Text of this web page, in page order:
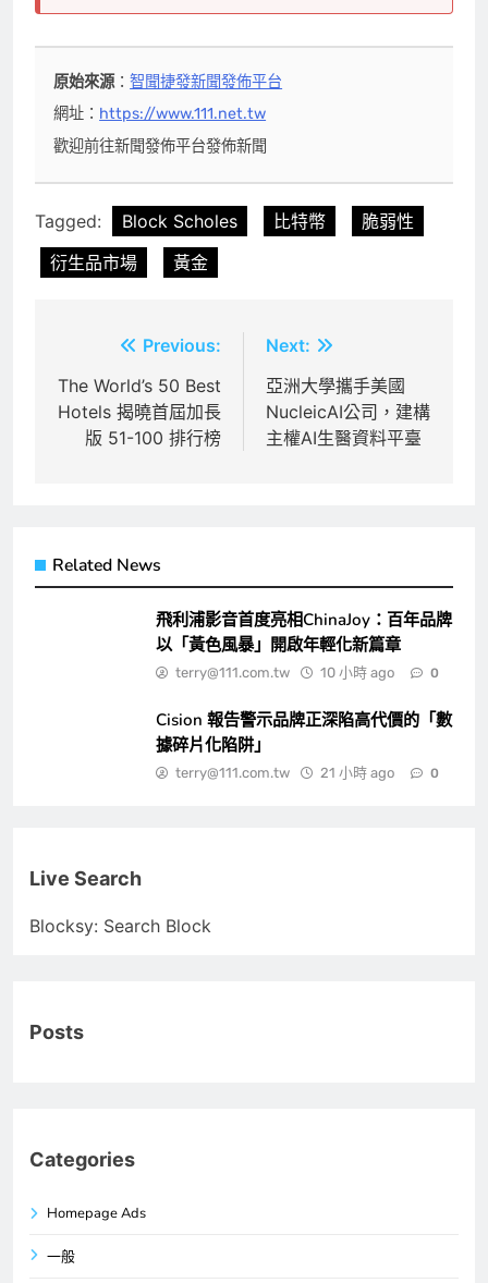
原始來源：智聞捷發新聞發佈平台
網址： https://www.111.net.tw
歡迎前往新聞發佈平台發佈新聞
Tagged: Block Scholes 比特幣
脆弱性
衍生品市場
黃金
章
導
Previous:
The World’s 50 Best
Hotels 揭曉首屆加長
版 51-100 排行榜
Next:
亞洲大學攜手美國
NucleicAI公司，建構
主權AI生醫資料平臺
Related News
飛利浦影音首度亮相ChinaJoy：百年品牌
以「黃色風暴」開啟年輕化新篇章
terry@111.com.tw 10 小時 ago 0
Cision 報告警示品牌正深陷高代價的「數
據碎片化陷阱」
terry@111.com.tw 21 小時 ago 0
Live Search
Blocksy: Search Block
Posts
Categories
Homepage Ads
一般